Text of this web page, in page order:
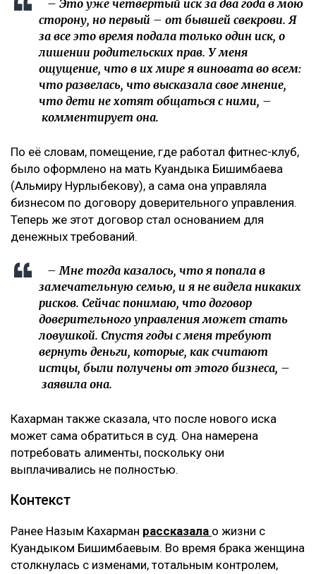
– Это уже четвертый иск за два года в мою
сторону, но первый – от бывшей свекрови. Я
за все это время подала только один иск, о
лишении родительских прав. У меня
ощущение, что в их мире я виновата во всем:
что развелась, что высказала свое мнение,
что дети не хотят общаться с ними, –
комментирует она.
По её словам, помещение, где работал фитнес-клуб,
было оформлено на мать Куандыка Бишимбаева
(Альмиру Нурлыбекову), а сама она управляла
бизнесом по договору доверительного управления.
Теперь же этот договор стал основанием для
денежных требований.
– Мне тогда казалось, что я попала в
замечательную семью, и я не видела никаких
рисков. Сейчас понимаю, что договор
доверительного управления может стать
ловушкой. Спустя годы с меня требуют
вернуть деньги, которые, как считают
истцы, были получены от этого бизнеса, –
заявила она.
Кахарман также сказала, что после нового иска
может сама обратиться в суд. Она намерена
потребовать алименты, поскольку они
выплачивались не полностью.
Контекст
Ранее Назым Кахарман рассказала о жизни с
Куандыком Бишимбаевым. Во время брака женщина
столкнулась с изменами, тотальным контролем,